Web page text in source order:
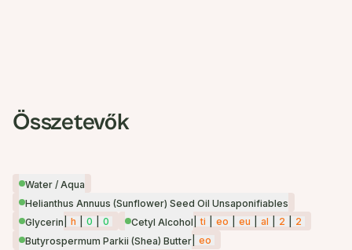
Összetevők
Water / Aqua
Helianthus Annuus (Sunflower) Seed Oil Unsaponifiables
Glycerin
h 0 0 Cetyl Alcohol ti eo eu al 2
2
Butyrospermum Parkii (Shea) Butter eo